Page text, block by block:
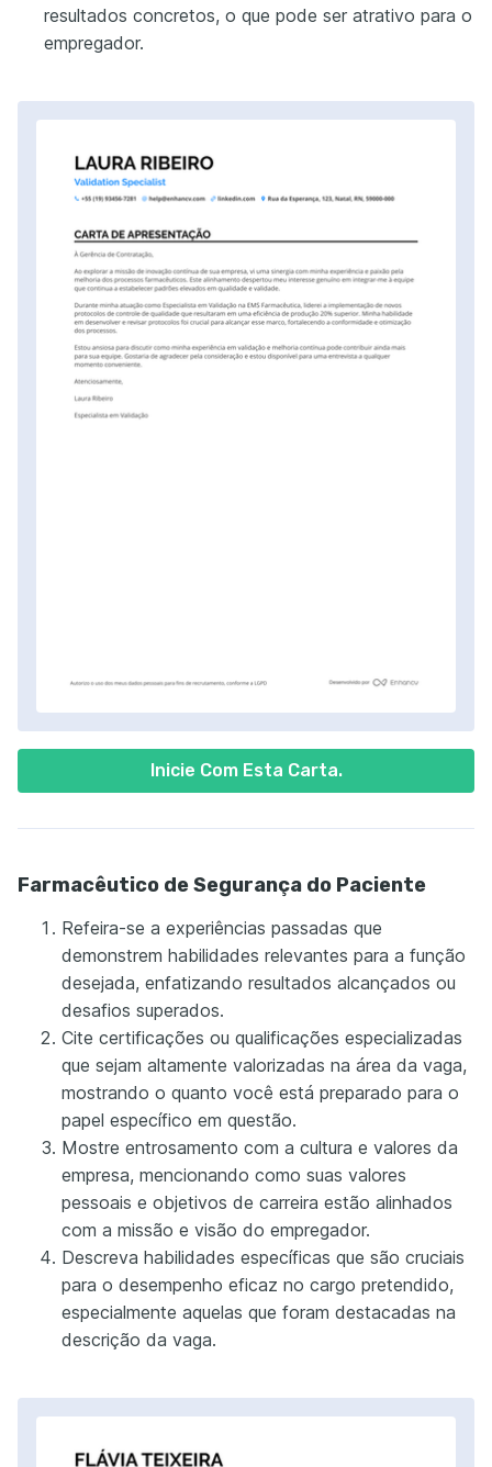
Inicie Com Esta Carta.
resultados concretos, o que pode ser atrativo para o
empregador.
Farmacêutico de Segurança do Paciente
Refeira-se a experiências passadas que
demonstrem habilidades relevantes para a função
desejada, enfatizando resultados alcançados ou
desafios superados.
Cite certificações ou qualificações especializadas
que sejam altamente valorizadas na área da vaga,
mostrando o quanto você está preparado para o
papel específico em questão.
Mostre entrosamento com a cultura e valores da
empresa, mencionando como suas valores
pessoais e objetivos de carreira estão alinhados
com a missão e visão do empregador.
Descreva habilidades específicas que são cruciais
para o desempenho eficaz no cargo pretendido,
especialmente aquelas que foram destacadas na
descrição da vaga.